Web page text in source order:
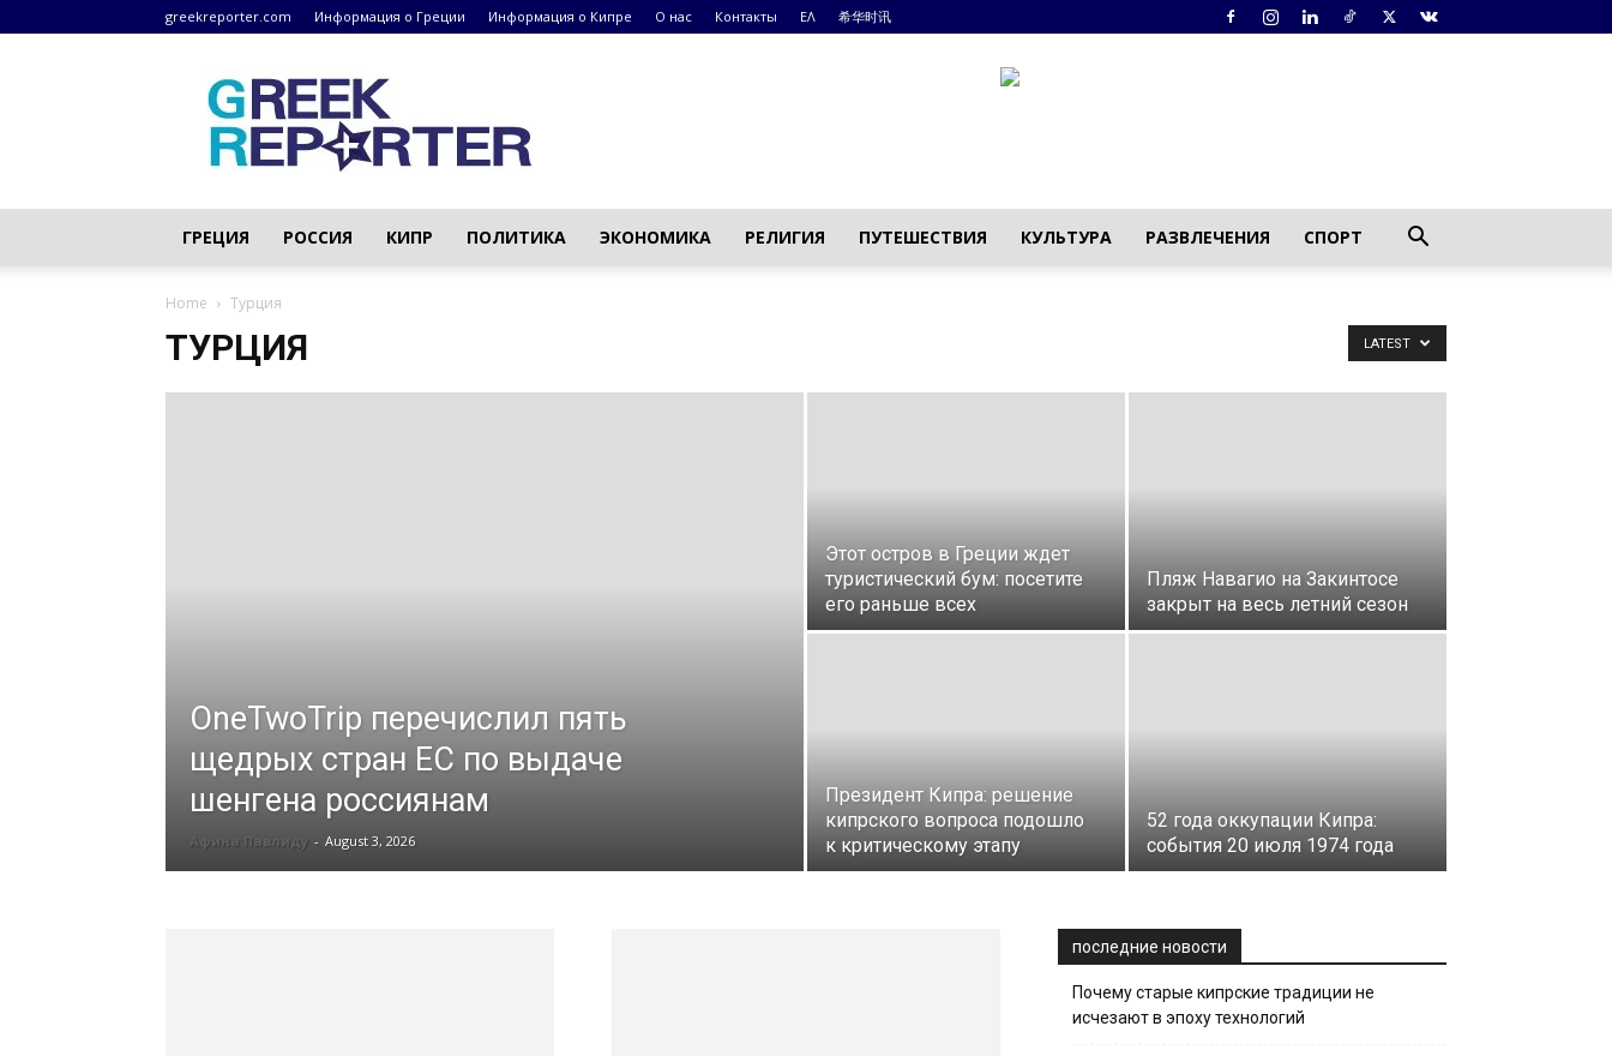
greekreporter.com Информация о Греции Информация о Кипре О нас Контакты ΕΛ 希华时讯
Греческие
новости
–
greekreporter.com
ГРЕЦИЯ РОССИЯ КИПР ПОЛИТИКА ЭКОНОМИКА РЕЛИГИЯ ПУТЕШЕСТВИЯ КУЛЬТУРА РАЗВЛЕЧЕНИЯ СПОРТ
Home Турция
ТУРЦИЯ LATEST
OneTwoTrip перечислил пять
щедрых стран ЕС по выдаче
шенгена россиянам
Афина Павлиду - August 3, 2026
Этот остров в Греции ждет
туристический бум: посетите
его раньше всех
Пляж Навагио на Закинтосе
закрыт на весь летний сезон
Президент Кипра: решение
кипрского вопроса подошло
к критическому этапу
52 года оккупации Кипра:
события 20 июля 1974 года
последние новости
Почему старые кипрские традиции не
исчезают в эпоху технологий